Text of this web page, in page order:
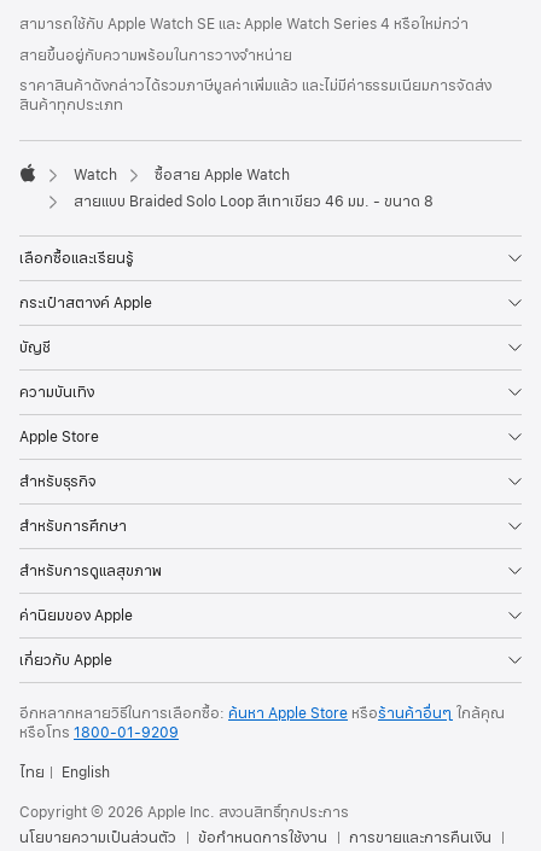
ท้าย
กระดาษ
เชิงอรรถ
สามารถใช้กับ Apple Watch SE และ Apple Watch Series 4 หรือใหม่กว่า
สายขึ้นอยู่กับความพร้อมในการวางจำหน่าย
ราคาสินค้าดังกล่าวได้รวมภาษีมูลค่าเพิ่มแล้ว และไม่มีค่าธรรมเนียมการจัดส่ง
สินค้าทุกประเภท
Apple
Watch
ซื้อสาย Apple Watch
สายแบบ Braided Solo Loop สีเทาเขียว 46 มม. - ขนาด 8
เลือกซื้อและเรียนรู้
กระเป๋าสตางค์ Apple
บัญชี
ความบันเทิง
Apple Store
สำหรับธุรกิจ
สำหรับการศึกษา
สำหรับการดูแลสุขภาพ
ค่านิยมของ Apple
เกี่ยวกับ Apple
อีกหลากหลายวิธีในการเลือกซื้อ: ค้นหา Apple Store หรือร้านค้าอื่นๆ ใกล้คุณ
หรือโทร 1800-01-9209
ไทย
English
Copyright © 2026 Apple Inc. สงวนสิทธิ์ทุกประการ
นโยบายความเป็นส่วนตัว
ข้อกำหนดการใช้งาน การขายและการคืนเงิน